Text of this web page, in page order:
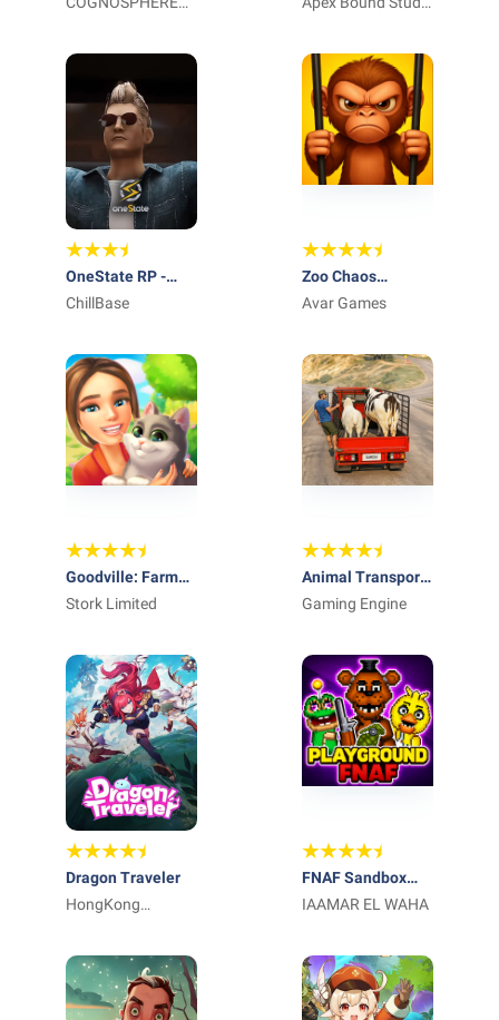
OneState RP -
Role Play Life
ChillBase
Zoo Chaos
Monkey Prank
Avar Games
Goodville: Farm
Game Adventure
Stork Limited
Animal Transport
Farm Games 3d
Gaming Engine
Dragon Traveler
HongKong
FNAF Sandbox
Playground Game
IAAMAR EL WAHA